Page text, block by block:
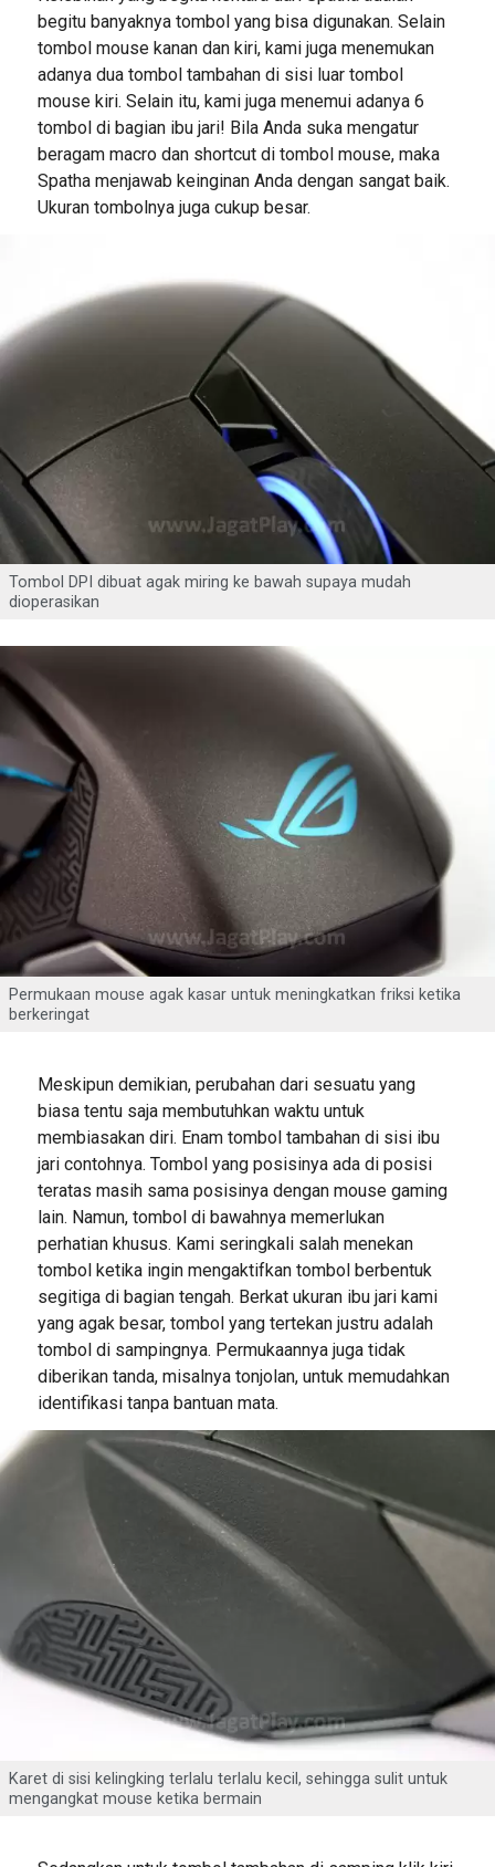
begitu banyaknya tombol yang bisa digunakan. Selain
tombol mouse kanan dan kiri, kami juga menemukan
adanya dua tombol tambahan di sisi luar tombol
mouse kiri. Selain itu, kami juga menemui adanya 6
tombol di bagian ibu jari! Bila Anda suka mengatur
beragam macro dan shortcut di tombol mouse, maka
Spatha menjawab keinginan Anda dengan sangat baik.
Ukuran tombolnya juga cukup besar.
Tombol DPI dibuat agak miring ke bawah supaya mudah
dioperasikan
Permukaan mouse agak kasar untuk meningkatkan friksi ketika
berkeringat
Meskipun demikian, perubahan dari sesuatu yang
biasa tentu saja membutuhkan waktu untuk
membiasakan diri. Enam tombol tambahan di sisi ibu
jari contohnya. Tombol yang posisinya ada di posisi
teratas masih sama posisinya dengan mouse gaming
lain. Namun, tombol di bawahnya memerlukan
perhatian khusus. Kami seringkali salah menekan
tombol ketika ingin mengaktifkan tombol berbentuk
segitiga di bagian tengah. Berkat ukuran ibu jari kami
yang agak besar, tombol yang tertekan justru adalah
tombol di sampingnya. Permukaannya juga tidak
diberikan tanda, misalnya tonjolan, untuk memudahkan
identifikasi tanpa bantuan mata.
Karet di sisi kelingking terlalu terlalu kecil, sehingga sulit untuk
mengangkat mouse ketika bermain